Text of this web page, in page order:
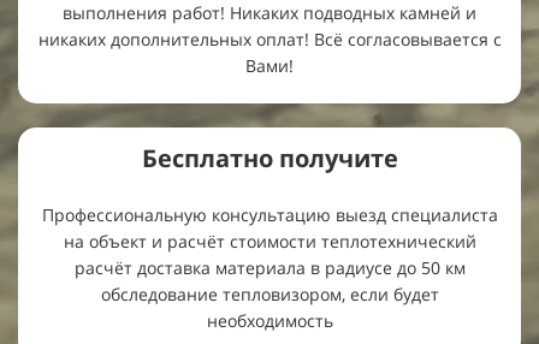
выполнения работ! Никаких подводных камней и
никаких дополнительных оплат! Всё согласовывается с
Вами!
Бесплатно получите
Профессиональную консультацию выезд специалиста
на объект и расчёт стоимости теплотехнический
расчёт доставка материала в радиусе до 50 км
обследование тепловизором, если будет
необходимость